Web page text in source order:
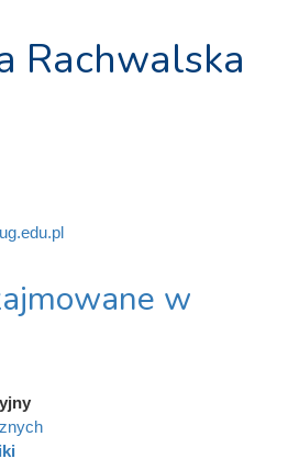
Rachwalska
w